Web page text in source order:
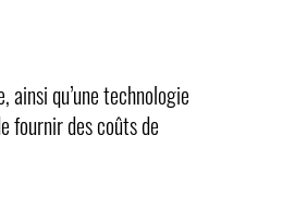
qu’une technologie
fournir des coûts de